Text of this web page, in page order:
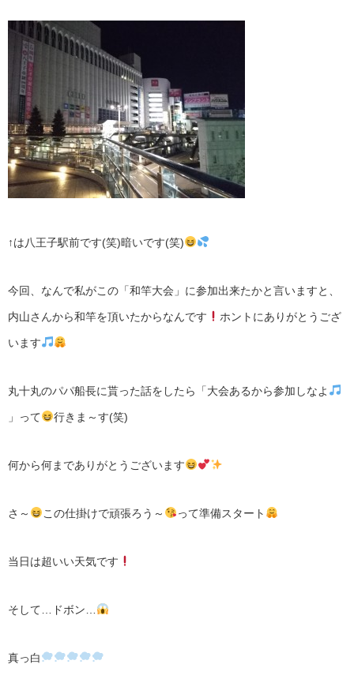
↑は八王子駅前です(笑)暗いです(笑)
今回、なんで私がこの「和竿大会」に参加出来たかと言いますと、
内山さんから和竿を頂いたからなんです ホントにありがとうござ
います
丸十丸のパパ船長に貰った話をしたら「大会あるから参加しなよ
」って 行きま～す(笑)
何から何までありがとうございます
さ～ この仕掛けで頑張ろう～ って準備スタート
当日は超いい天気です
そして…ドボン…
真っ白